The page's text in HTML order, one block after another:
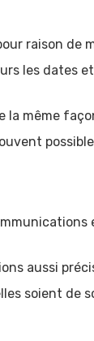
raison
les dates
la même
aussi
soient